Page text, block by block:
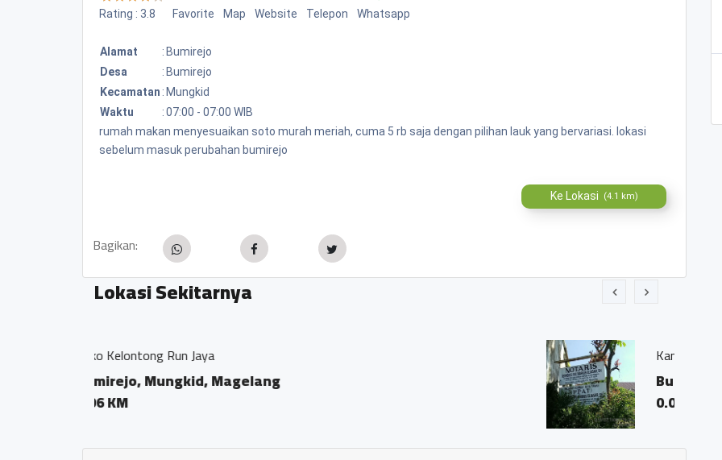
Rating : 3.8 Favorite Map Website Telepon Whatsapp
Alamat : Bumirejo
Desa
: Bumirejo
Kecamatan : Mungkid
Waktu
:07:00 - 07:00 WIB
rumah makan menyesuaikan soto murah meriah, cuma 5 rb saja dengan pilihan lauk yang bervariasi. lokasi
sebelum masuk perubahan bumirejo
Ke Lokasi (4.1 km)
Bagikan:
Lokasi Sekitarnya
Bumirejo, Mungkid, Magelang